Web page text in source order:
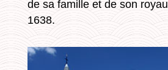
de sa famille et de son
1638.